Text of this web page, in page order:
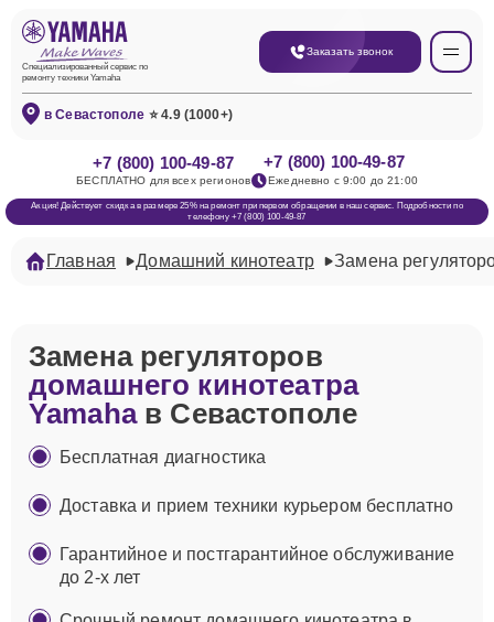
Специализированный сервис по
ремонту техники Yamaha
Заказать звонок
в Севастополе ⭐ 4.9 (1000+)
+7 (800) 100-49-87
БЕСПЛАТНО для всех регионов
+7 (800) 100-49-87
Ежедневно с 9:00 до 21:00
Акция! Действует скидка в размере 25% на ремонт при первом обращении в наш сервис. Подробности по
телефону +7 (800) 100-49-87
Главная Домашний кинотеатр Замена
Замена регуляторов
домашнего кинотеатра
Yamahaв Севастополе
Бесплатная диагностика
Доставка и прием техники курьером бесплатно
Гарантийное и постгарантийное обслуживание
до 2-х лет